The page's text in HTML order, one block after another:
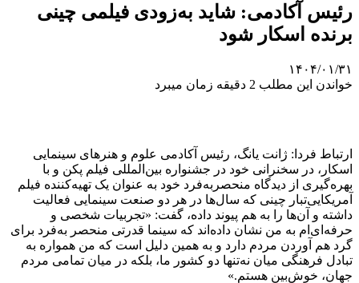
رئیس آکادمی: شاید به‌زودی فیلمی چینی
برنده اسکار شود
۱۴۰۴/۰۱/۳۱
خواندن این مطلب 2 دقیقه زمان میبرد
ارتباط فردا: ژانت یانگ، رئیس آکادمی علوم و هنرهای سینمایی
اسکار، در سخنرانی خود در جشنواره بین‌المللی فیلم پکن و با
بهره‌گیری از دیدگاه منحصربه‌فرد خود به عنوان یک تهیه‌کننده فیلم
آمریکایی‌تبار چینی که سال‌ها در هر دو صنعت سینمایی فعالیت
داشته و آن‌ها را به هم پیوند داده، گفت: «تجربیات شخصی و
حرفه‌ای‌ام به من نشان داده‌اند که سینما قدرتی منحصر به‌فرد برای
گرد هم آوردن مردم دارد و به همین دلیل است که من همواره به
تبادل فرهنگی میان نه‌تنها دو کشور ما، بلکه در میان تمامی مردم
جهان، خوش‌بین هستم.»